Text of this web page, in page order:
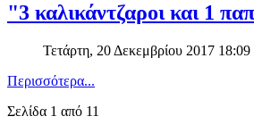
"3 καλικάντζαροι και 1
Τετάρτη, 20 Δεκεμβρίου 2017 18:09
Περισσότερα...
Σελίδα 1 από 11